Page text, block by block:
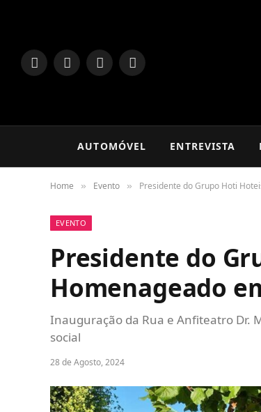
LinkedInFacebookInstagram
TikTok
AUTOMÓVEL ENTREVISTA
Home » Evento » Presidente do Grupo Hoti
EVENTO
Presidente do
Homenageado
Inauguração da Rua e Anfiteatro Dr.
social
28 de Agosto, 2024